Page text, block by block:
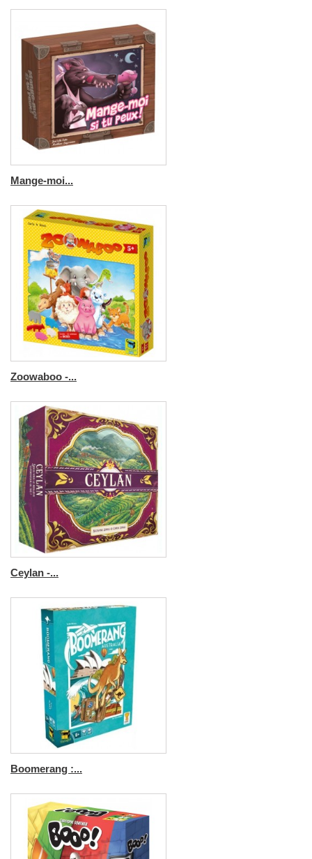
Mange-moi...
Zoowaboo -...
Ceylan -...
Boomerang :...